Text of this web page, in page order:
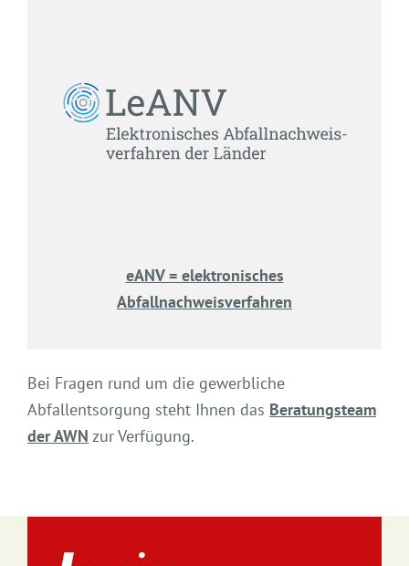
eANV = elektronisches
Abfallnachweisverfahren
Bei Fragen rund um die gewerbliche
Abfallentsorgung steht Ihnen das Beratungsteam
der AWN zur Verfügung.